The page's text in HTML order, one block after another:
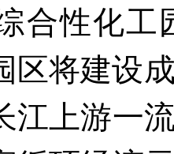
合性化工
区将建设
江上游一